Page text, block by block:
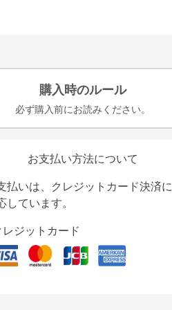
購入時のルール
必ず購入前にお読みください。
お支払い方法について
払いは、クレジットカード決済に
しています。
レジットカード